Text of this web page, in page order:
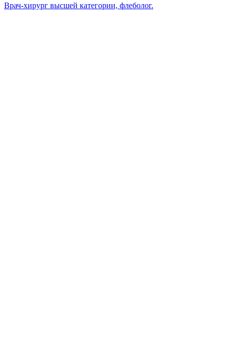
Врач-хирург высшей категории, флеболог.